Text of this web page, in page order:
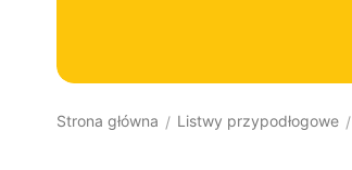
Strona główna / Listwy przypodłogowe /